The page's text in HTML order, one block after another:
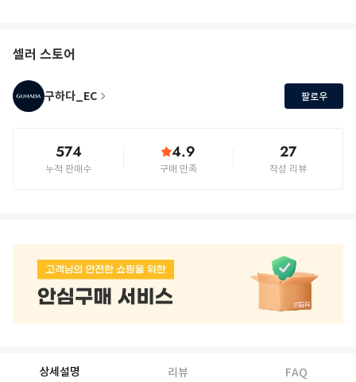
셀러 스토어
구하다_EC 팔로우
574
누적 판매수
4.9
구매 만족
27
작성 리뷰
상세설명 리뷰 FAQ